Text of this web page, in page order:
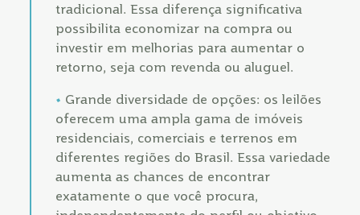
tradicional. Essa diferença significativa
possibilita economizar na compra ou
investir em melhorias para aumentar o
retorno, seja com revenda ou aluguel.
Grande diversidade de opções: os leilões
oferecem uma ampla gama de imóveis
residenciais, comerciais e terrenos em
diferentes regiões do Brasil. Essa variedade
aumenta as chances de encontrar
exatamente o que você procura,